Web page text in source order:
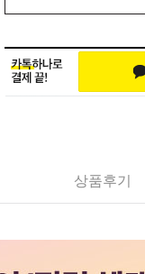
상품후기